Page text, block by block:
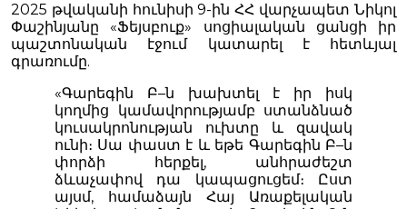
2025 թվականի հունիսի 9-ին ՀՀ վարչապետ Նիկոլ
Փաշինյանը «Ֆեյսբուք» սոցիալական ցանցի իր
պաշտոնական էջում կատարել է հետևյալ
գրառումը.
«Գարեգին Բ–ն խախտել է իր իսկ
կողմից կամավորությամբ ստանձնած
կուսակրոնության ուխտը և զավակ
ունի։ Սա փաստ է և եթե Գարեգին Բ–ն
փորձի հերքել, անհրաժեշտ
ձևաչափով դա կապացուցեմ։ Ըստ
այսմ, համաձայն Հայ Առաքելական